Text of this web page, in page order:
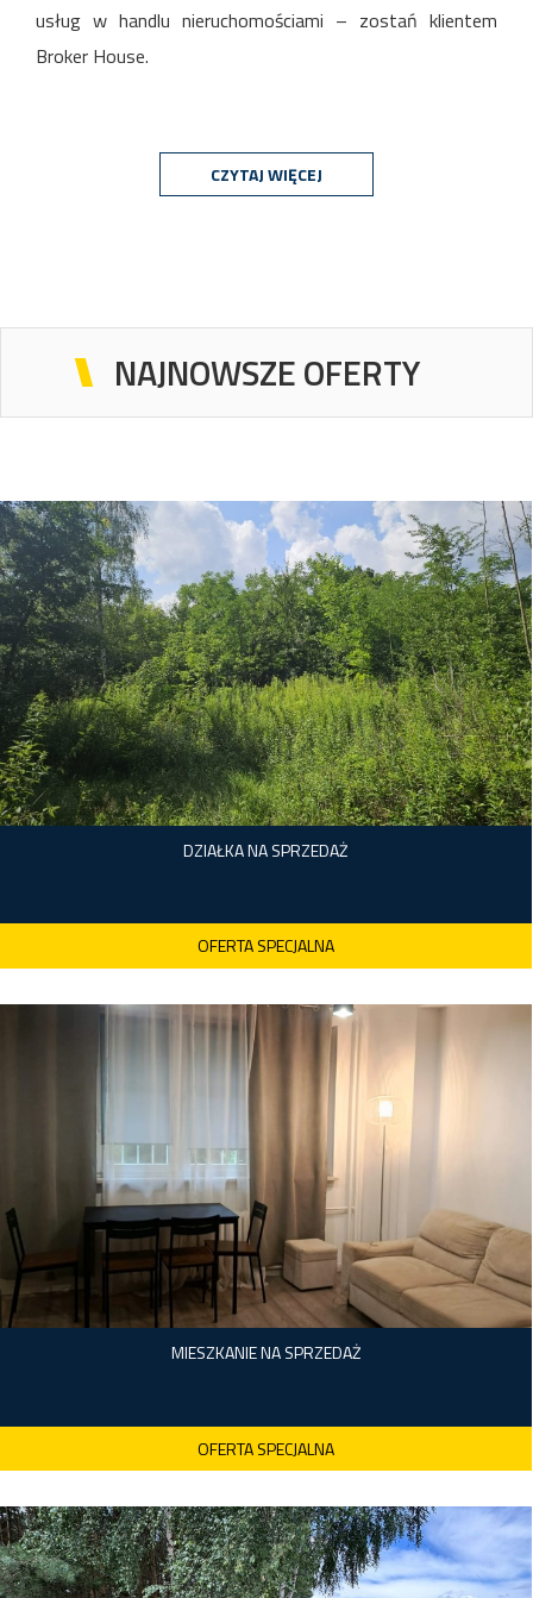
usług w handlu nieruchomościami – zostań klientem
Broker House.
CZYTAJ WIĘCEJ
NAJNOWSZE OFERTY
DZIAŁKA NA SPRZEDAŻ
OFERTA SPECJALNA
4 000,00 m
1 050,00 zł
MIESZKANIE NA SPRZEDAŻ
OFERTA SPECJALNA
BRK-MS-1328
42,00 m2
17 142,86 zł